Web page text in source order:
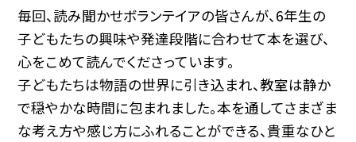
毎回、読み聞かせボランテイアの皆さんが、6年生の
子どもたちの興味や発達段階に合わせて本を選び、
心をこめて読んでくださっています。
子どもたちは物語の世界に引き込まれ、教室は静か
で穏やかな時間に包まれました。本を通してさまざま
な考え方や感じ方にふれることができる、貴重なひと